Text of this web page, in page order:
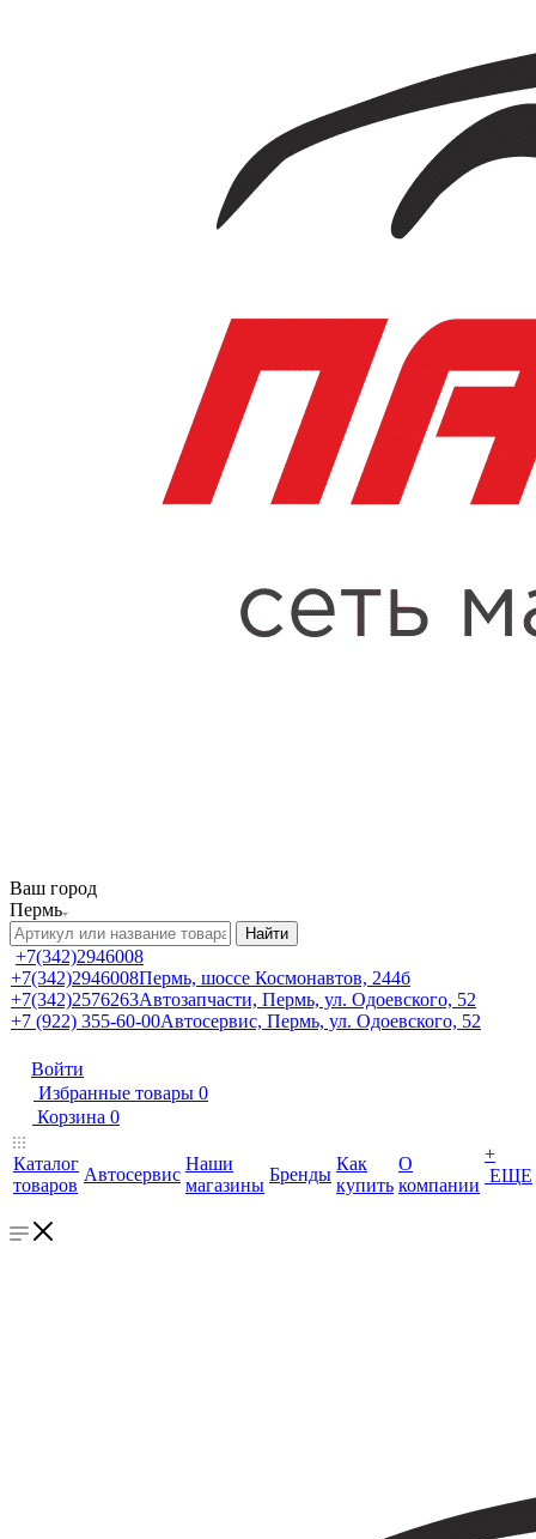
Ваш город
Пермь
Найти
+7(342)2946008
+7(342)2946008Пермь, шоссе Космонавтов, 244б
+7(342)2576263Автозапчасти, Пермь, ул. Одоевского, 52
+7 (922) 355-60-00Автосервис, Пермь, ул. Одоевского, 52
Войти
Избранные товары 0
Корзина 0
Каталог
товаров
Автосервис
Наши
магазины
Бренды
Как
купить
О
компании
+
ЕЩЕ